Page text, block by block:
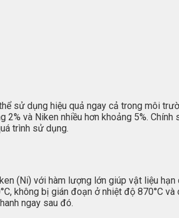
sử dụng hiệu quả ngay cả trong môi
và Niken nhiều hơn khoảng 5%.
trình sử dụng.
(Ni) với hàm lượng lớn giúp vật liệu
không bị gián đoạn ở nhiệt độ 870°C
ngay sau đó.